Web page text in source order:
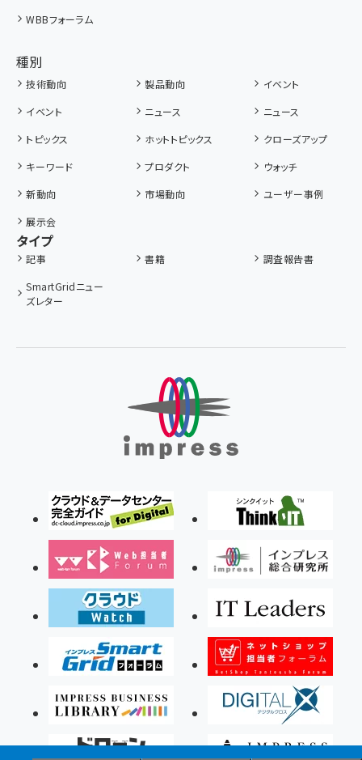
WBBフォーラム
種別
技術動向 製品動向
イベント
イベント
ニュース
ニュース
トピックス
ホットトピックス
クローズアップ
キーワード
プロダクト
ウォッチ
新動向
市場動向
ユーザー事例
展示会
タイプ
記事 書籍
調査報告書
SmartGridニュー
ズレター